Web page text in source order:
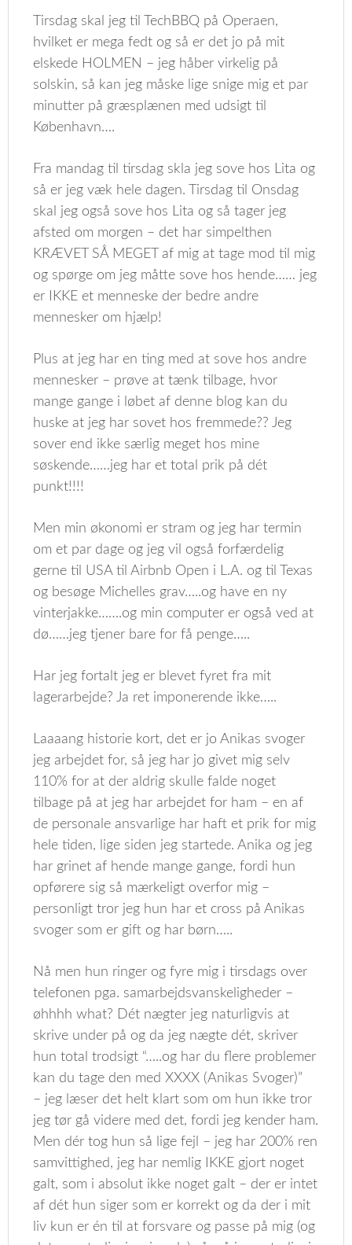
Tirsdag skal jeg til TechBBQ på Operaen,
hvilket er mega fedt og så er det jo på mit
elskede HOLMEN – jeg håber virkelig på
solskin, så kan jeg måske lige snige mig et par
minutter på græsplænen med udsigt til
København….
Fra mandag til tirsdag skla jeg sove hos Lita og
så er jeg væk hele dagen. Tirsdag til Onsdag
skal jeg også sove hos Lita og så tager jeg
afsted om morgen – det har simpelthen
KRÆVET SÅ MEGET af mig at tage mod til mig
og spørge om jeg måtte sove hos hende…… jeg
er IKKE et menneske der bedre andre
mennesker om hjælp!
Plus at jeg har en ting med at sove hos andre
mennesker – prøve at tænk tilbage, hvor
mange gange i løbet af denne blog kan du
huske at jeg har sovet hos fremmede?? Jeg
sover end ikke særlig meget hos mine
søskende……jeg har et total prik på dét
punkt!!!!
Men min økonomi er stram og jeg har termin
om et par dage og jeg vil også forfærdelig
gerne til USA til Airbnb Open i L.A. og til Texas
og besøge Michelles grav…..og have en ny
vinterjakke…….og min computer er også ved at
dø……jeg tjener bare for få penge…..
Har jeg fortalt jeg er blevet fyret fra mit
lagerarbejde? Ja ret imponerende ikke…..
Laaaang historie kort, det er jo Anikas svoger
jeg arbejdet for, så jeg har jo givet mig selv
110% for at der aldrig skulle falde noget
tilbage på at jeg har arbejdet for ham – en af
de personale ansvarlige har haft et prik for mig
hele tiden, lige siden jeg startede. Anika og jeg
har grinet af hende mange gange, fordi hun
opførere sig så mærkeligt overfor mig –
personligt tror jeg hun har et cross på Anikas
svoger som er gift og har børn…..
Nå men hun ringer og fyre mig i tirsdags over
telefonen pga. samarbejdsvanskeligheder –
øhhhh what? Dét nægter jeg naturligvis at
skrive under på og da jeg nægte dét, skriver
hun total trodsigt “…..og har du flere problemer
kan du tage den med XXXX (Anikas Svoger)”
– jeg læser det helt klart som om hun ikke tror
jeg tør gå videre med det, fordi jeg kender ham.
Men dér tog hun så lige fejl – jeg har 200% ren
samvittighed, jeg har nemlig IKKE gjort noget
galt, som i absolut ikke noget galt – der er intet
af dét hun siger som er korrekt og da der i mit
liv kun er én til at forsvare og passe på mig (og